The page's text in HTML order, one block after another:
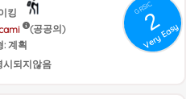
GRSIC
2
Very Easy
킹
(공공의)
: 계획
시되지않음